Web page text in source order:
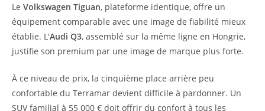
Le Volkswagen Tiguan, plateforme identique, offre un
équipement comparable avec une image de fiabilité mieux
établie. L'Audi Q3, assemblé sur la même ligne en Hongrie,
justifie son premium par une image de marque plus forte.
À ce niveau de prix, la cinquième place arrière peu
confortable du Terramar devient difficile à pardonner. Un
SUV familial à 55 000 € doit offrir du confort à tous les